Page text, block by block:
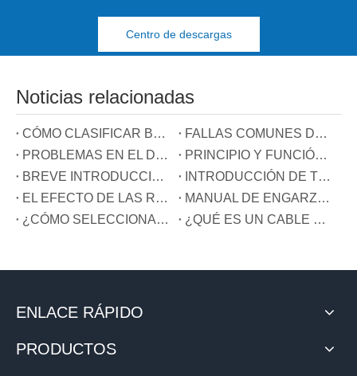
Centro de descargas
Noticias relacionadas
CÓMO CLASIFICAR BLOQUES DE TERMINALES
FALLAS COMUNES DE TERMINALES
PROBLEMAS EN EL DESARROLLO DE LA INDUSTRIA TERMINAL EN CHINA
PRINCIPIO Y FUNCIÓN DE LOS TRES CABLES CONECTADOS AL CONECTOR DE COMPENSACIÓN DE POTENCIA REACTIVA
BREVE INTRODUCCIÓN DE TERMINALES DE CARRIL GUÍA
INTRODUCCIÓN DE TERMINALES DE MUELLE
EL EFECTO DE LAS REBABAS EN LOS TERMINALES
MANUAL DE ENGARZADO DE TERMINALES
¿CÓMO SELECCIONAR EL TIPO DE TERMINAL?
¿QUÉ ES UN CABLE DE TIERRA?
ENLACE RÁPIDO
PRODUCTOS